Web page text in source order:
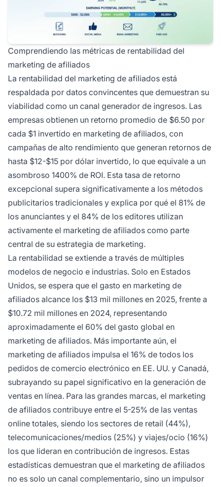
Comprendiendo las métricas de rentabilidad del
marketing de afiliados
La rentabilidad del marketing de afiliados está
respaldada por datos convincentes que demuestran su
viabilidad como un canal generador de ingresos. Las
empresas obtienen un retorno promedio de $6.50 por
cada $1 invertido en marketing de afiliados, con
campañas de alto rendimiento que generan retornos de
hasta $12-$15 por dólar invertido, lo que equivale a un
asombroso 1400% de ROI. Esta tasa de retorno
excepcional supera significativamente a los métodos
publicitarios tradicionales y explica por qué el 81% de
los anunciantes y el 84% de los editores utilizan
activamente el marketing de afiliados como parte
central de su estrategia de marketing.
La rentabilidad se extiende a través de múltiples
modelos de negocio e industrias. Solo en Estados
Unidos, se espera que el gasto en marketing de
afiliados alcance los $13 mil millones en 2025, frente a
$10.72 mil millones en 2024, representando
aproximadamente el 60% del gasto global en
marketing de afiliados. Más importante aún, el
marketing de afiliados impulsa el 16% de todos los
pedidos de comercio electrónico en EE. UU. y Canadá,
subrayando su papel significativo en la generación de
ventas en línea. Para las grandes marcas, el marketing
de afiliados contribuye entre el 5-25% de las ventas
online totales, siendo los sectores de retail (44%),
telecomunicaciones/medios (25%) y viajes/ocio (16%)
los que lideran en contribución de ingresos. Estas
estadísticas demuestran que el marketing de afiliados
no es solo un canal complementario, sino un impulsor